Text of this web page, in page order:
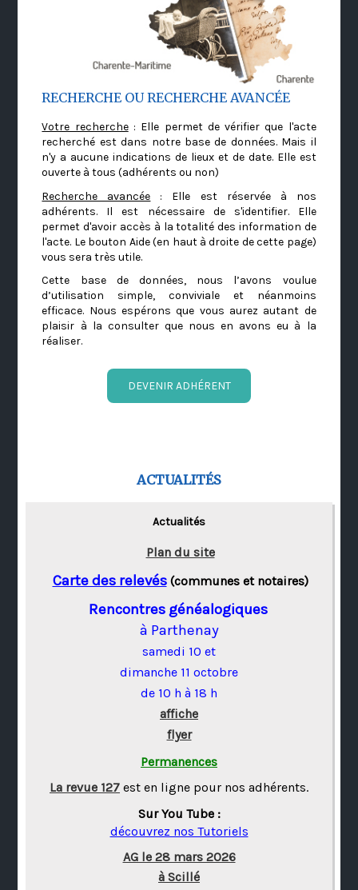
RECHERCHE OU RECHERCHE AVANCÉE
Votre recherche: Elle permet de vérifier que l'acte
recherché est dans notre base de données. Mais il
n'y a aucune indications de lieux et de date. Elle est
ouverte à tous (adhérents ou non)
Recherche avancée : Elle est réservée à nos
adhérents. Il est nécessaire de s'identifier. Elle
permet d'avoir accès à la totalité des information de
l'acte. Le bouton Aide (en haut à droite de cette page)
vous sera très utile.
Cette base de données, nous l’avons voulue
d’utilisation simple, conviviale et néanmoins
efficace. Nous espérons que vous aurez autant de
plaisir à la consulter que nous en avons eu à la
réaliser.
DEVENIR ADHÉRENT
ACTUALITÉS
Actualités
Plan du site
Carte des relevés(communes et notaires)
Rencontres généalogiques
à Parthenay
samedi 10 et
dimanche 11 octobre
de 10 h à 18 h
affiche
flyer
Permanences
La revue 127 est en ligne pour nos adhérents.
Sur You Tube :
découvrez nos Tutoriels
AG le 28 mars 2026
à Scillé